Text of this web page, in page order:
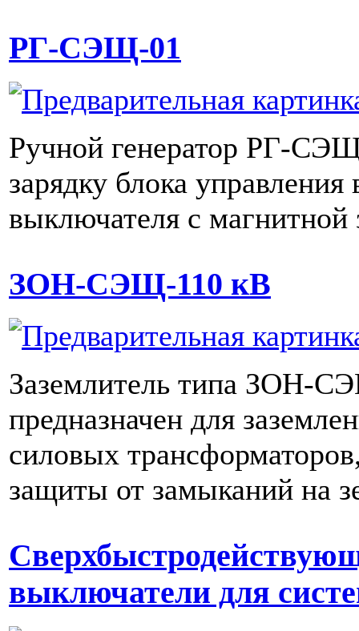
РГ-СЭЩ-01
Ручной генератор РГ-СЭЩ
зарядку блока управления
выключателя с магнитной
ЗОН-СЭЩ-110 кВ
Заземлитель типа ЗОН-
предназначен для
силовых
защиты от замыканий на
выключатели для